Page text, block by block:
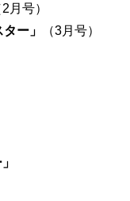
2月号）
ー」
（3月号）